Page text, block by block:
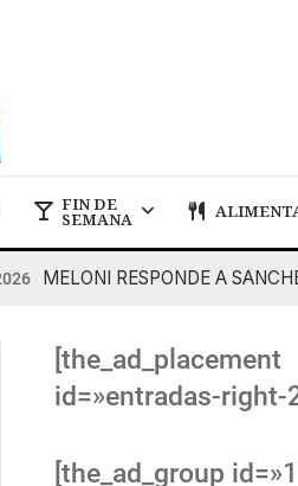
FIN DE
SEMANA
MELONI RESPONDE A SANCHEZ
[the_ad_placement
id=»entradas-right-
[the_ad_group